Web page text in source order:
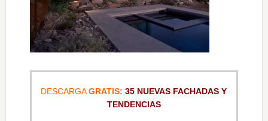
DESCARGAGRATIS: 35 NUEVAS FACHADAS Y
TENDENCIAS